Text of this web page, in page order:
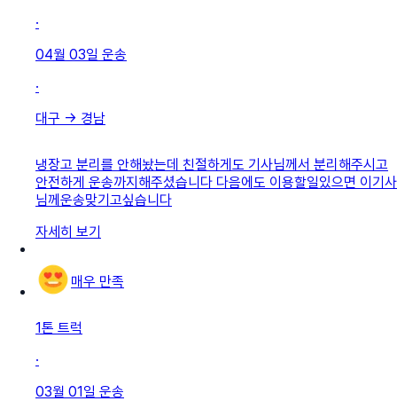
·
04월 03일 운송
·
대구 → 경남
냉장고 분리를 안해놨는데 친절하게도 기사님께서 분리해주시고
안전하게 운송까지해주셨습니다 다음에도 이용할일있으면 이기사
님께운송맞기고싶습니다
자세히 보기
매우 만족
1톤 트럭
·
03월 01일 운송